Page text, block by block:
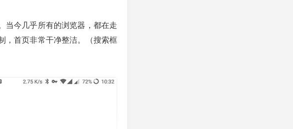
当今几乎所有的浏览器，都在走
，首页非常干净整洁。（搜索框